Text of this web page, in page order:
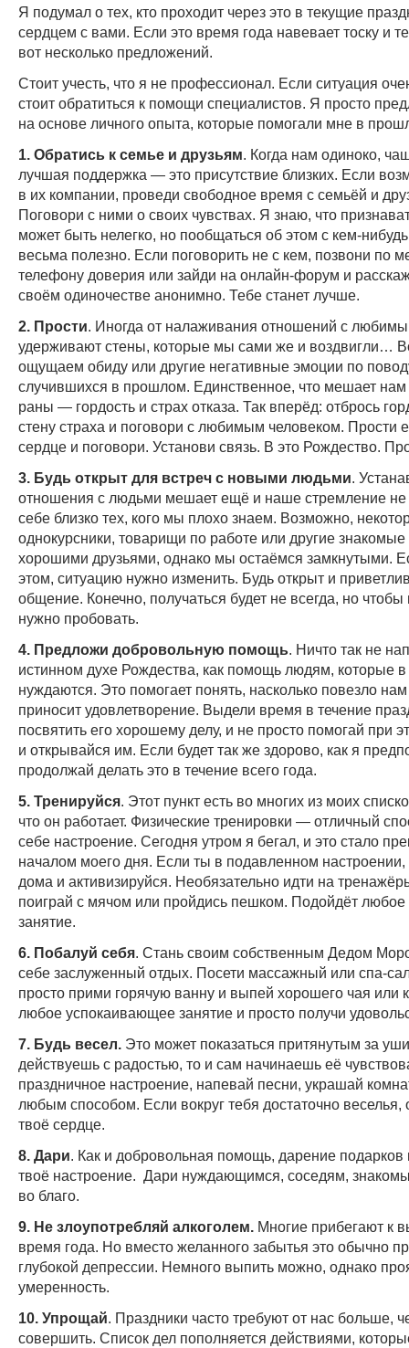
Я подумал о тех, кто проходит через это в текущие
сердцем с вами. Если это время года навевает тоску и
вот несколько предложений.
Стоит учесть, что я не профессионал. Если ситуация
стоит обратиться к помощи специалистов. Я просто
на основе личного опыта, которые помогали мне в
1. Обратись к семье и друзьям . Когда нам одиноко,
лучшая поддержка — это присутствие близких. Если
в их компании, проведи свободное время с семьёй и
Поговори с ними о своих чувствах. Я знаю, что
может быть нелегко, но пообщаться об этом с кем-
весьма полезно. Если поговорить не с кем, позвони по
телефону доверия или зайди на онлайн-форум и
своём одиночестве анонимно. Тебе станет лучше.
2. Прости . Иногда от налаживания отношений с
удерживают стены, которые мы сами же и воздвигли…
ощущаем обиду или другие негативные эмоции по
случившихся в прошлом. Единственное, что мешает нам
раны — гордость и страх отказа. Так вперёд: отбрось
стену страха и поговори с любимым человеком. Прости
сердце и поговори. Установи связь. В это Рождество.
3. Будь открыт для встреч с новыми людьми .
отношения с людьми мешает ещё и наше стремление не
себе близко тех, кого мы плохо знаем. Возможно,
однокурсники, товарищи по работе или другие знакомые
хорошими друзьями, однако мы остаёмся замкнутыми.
этом, ситуацию нужно изменить. Будь открыт и
общение. Конечно, получаться будет не всегда, но
нужно пробовать.
4. Предложи добровольную помощь . Ничто так не
истинном духе Рождества, как помощь людям, которые
нуждаются. Это помогает понять, насколько повезло
приносит удовлетворение. Выдели время в течение
посвятить его хорошему делу, и не просто помогай при
и открывайся им. Если будет так же здорово, как я
продолжай делать это в течение всего года.
5. Тренируйся . Этот пункт есть во многих из моих
что он работает. Физические тренировки — отличный
себе настроение. Сегодня утром я бегал, и это стало
началом моего дня. Если ты в подавленном
дома и активизируйся. Необязательно идти на
поиграй с мячом или пройдись пешком. Подойдёт любое
занятие.
6. Побалуй себя . Стань своим собственным Дедом
себе заслуженный отдых. Посети массажный или спа-
просто прими горячую ванну и выпей хорошего чая или
любое успокаивающее занятие и просто получи
7. Будь весел. Это может показаться притянутым за
действуешь с радостью, то и сам начинаешь её
праздничное настроение, напевай песни, украшай
любым способом. Если вокруг тебя достаточно веселья,
твоё сердце.
8. Дари . Как и добровольная помощь, дарение
твоё настроение. Дари нуждающимся, соседям,
во благо.
9. Не злоупотребляй алкоголем. Многие прибегают к
время года. Но вместо желанного забытья это обычно
глубокой депрессии. Немного выпить можно, однако
умеренность.
10. Упрощай . Праздники часто требуют от нас
совершить. Список дел пополняется действиями,